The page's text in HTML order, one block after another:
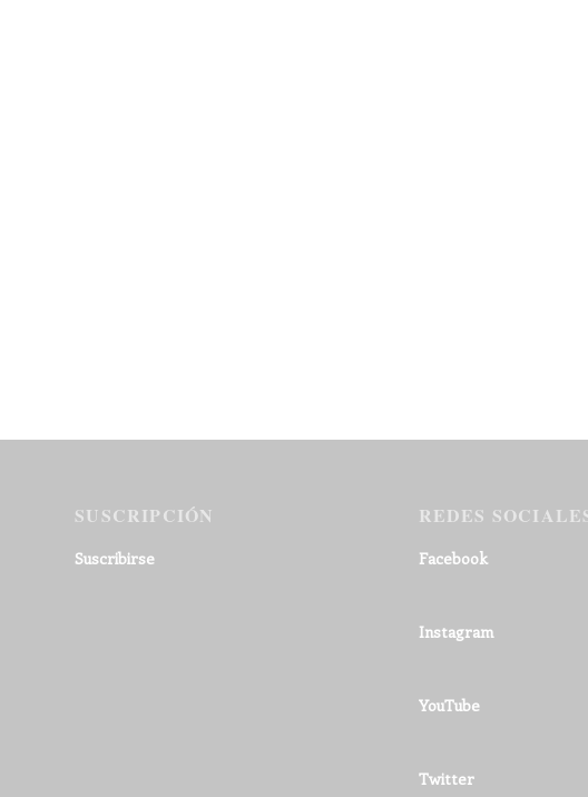
SUSCRIPCIÓN
Suscribirse
REDES
Facebook
Instagram
YouTube
Twitter